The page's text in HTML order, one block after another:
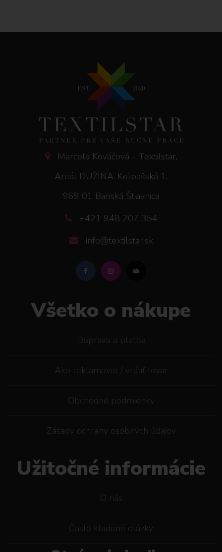
Marcela Kováčová - Textilstar,
Areál DUŽINA, Kolpašská 1,
969 01 Banská Štiavnica
+421 948 207 354
info@textilstar.sk
Všetko o nákupe
Doprava a platba
Ako reklamovat / vrátiť tovar
Obchodné podmienky
Zásady ochrany osobných údajov
Užitočné informácie
O nás
Často kladené otázky